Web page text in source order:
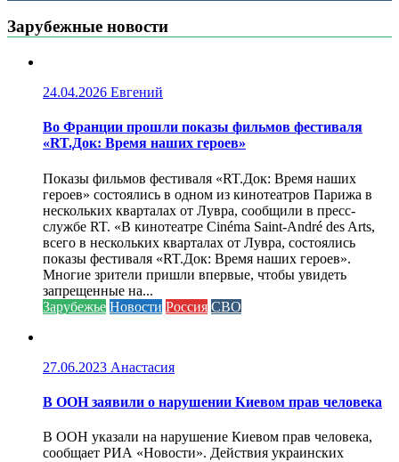
Зарубежные новости
24.04.2026 Евгений
Во Франции прошли показы фильмов фестиваля
«RT.Док: Время наших героев»
Показы фильмов фестиваля «RT.Док: Время наших
героев» состоялись в одном из кинотеатров Парижа в
нескольких кварталах от Лувра, сообщили в пресс-
службе RT. «В кинотеатре Cinéma Saint-André des Arts,
всего в нескольких кварталах от Лувра, состоялись
показы фестиваля «RT.Док: Время наших героев».
Многие зрители пришли впервые, чтобы увидеть
запрещенные на...
Зарубежье Новости Россия СВО
27.06.2023 Анастасия
В ООН заявили о нарушении Киевом прав человека
В ООН указали на нарушение Киевом прав человека,
сообщает РИА «Новости». Действия украинских